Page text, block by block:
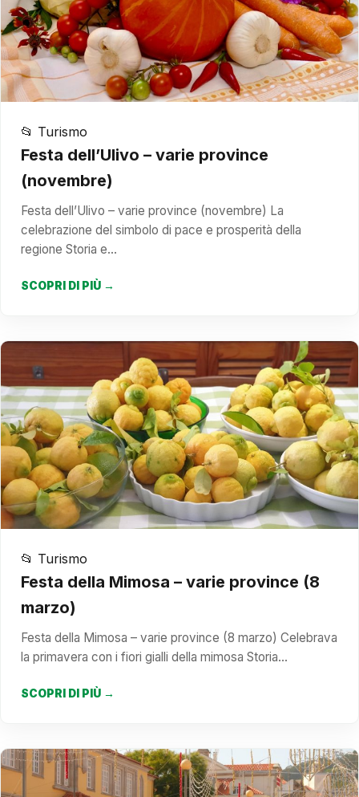
📂 Turismo
Festa dell’Ulivo – varie province
(novembre)
Festa dell’Ulivo – varie province (novembre) La
celebrazione del simbolo di pace e prosperità della
regione Storia e…
SCOPRI DI PIÙ →
📂 Turismo
Festa della Mimosa – varie province (8
marzo)
Festa della Mimosa – varie province (8 marzo) Celebrava
la primavera con i fiori gialli della mimosa Storia…
SCOPRI DI PIÙ →